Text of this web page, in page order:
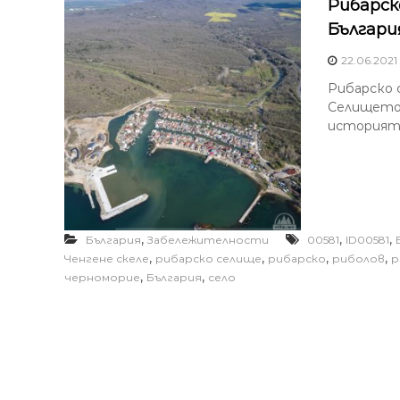
22.06.2021
Рибарско
Селището
България, Забележителности 00581, ID00581,
Ченгене скеле, рибарско селище, рибарско, риболов,
черноморие, България, село